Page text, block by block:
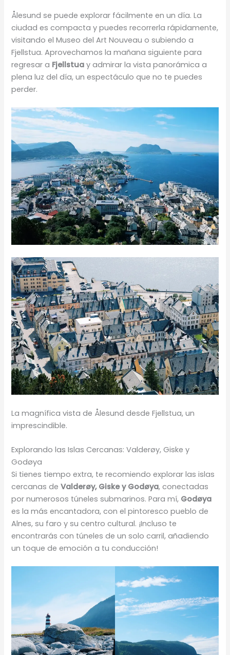
Ålesund se puede explorar fácilmente en un día. La
ciudad es compacta y puedes recorrerla rápidamente,
visitando el Museo del Art Nouveau o subiendo a
Fjellstua. Aprovechamos la mañana siguiente para
regresar a Fjellstua y admirar la vista panorámica a
plena luz del día, un espectáculo que no te puedes
perder.
La magnífica vista de Ålesund desde Fjellstua, un
imprescindible.
Explorando las Islas Cercanas: Valderøy, Giske y
Godøya
Si tienes tiempo extra, te recomiendo explorar las islas
cercanas deValderøy, Giske y Godøya, conectadas
por numerosos túneles submarinos. Para mí, Godøya
es la más encantadora, con el pintoresco pueblo de
Alnes, su faro y su centro cultural. ¡Incluso te
encontrarás con túneles de un solo carril, añadiendo
un toque de emoción a tu conducción!